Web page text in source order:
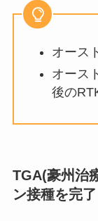
オース
オース
後の
TGA(豪州治
ン接種を完了